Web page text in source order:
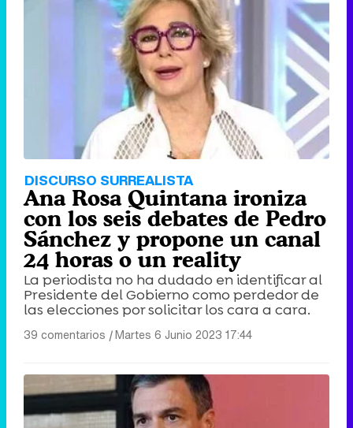
DISCURSO SURREALISTA
Ana Rosa Quintana ironiza
con los seis debates de Pedro
Sánchez y propone un canal
24 horas o un reality
La periodista no ha dudado en identificar al
Presidente del Gobierno como perdedor de
las elecciones por solicitar los cara a cara.
39 comentarios |Martes 6 Junio 2023 17:44